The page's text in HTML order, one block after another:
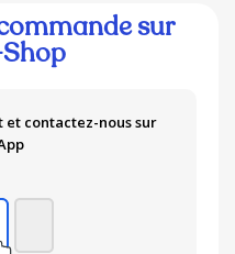
sur
et contactez-nous sur